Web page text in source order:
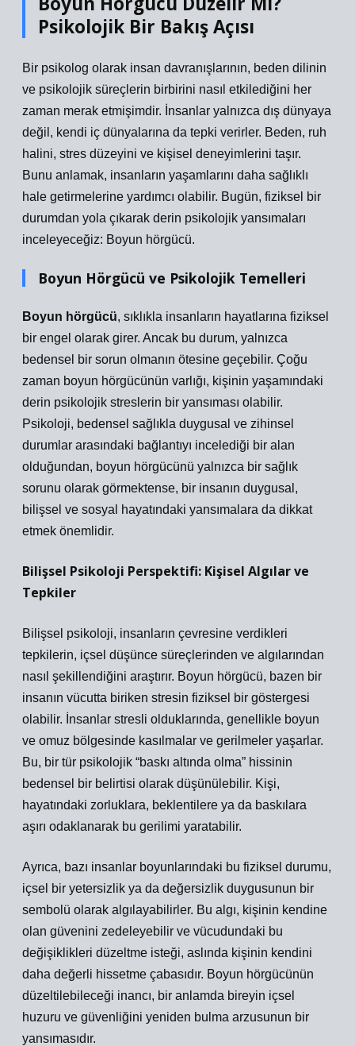
Psikolojik Bir Bakış Açısı
Bir psikolog olarak insan davranışlarının, beden dilinin
ve psikolojik süreçlerin birbirini nasıl etkilediğini her
zaman merak etmişimdir. İnsanlar yalnızca dış dünyaya
değil, kendi iç dünyalarına da tepki verirler. Beden, ruh
halini, stres düzeyini ve kişisel deneyimlerini taşır.
Bunu anlamak, insanların yaşamlarını daha sağlıklı
hale getirmelerine yardımcı olabilir. Bugün, fiziksel bir
durumdan yola çıkarak derin psikolojik yansımaları
inceleyeceğiz: Boyun hörgücü.
Boyun Hörgücü ve Psikolojik Temelleri
Boyun hörgücü, sıklıkla insanların hayatlarına fiziksel
bir engel olarak girer. Ancak bu durum, yalnızca
bedensel bir sorun olmanın ötesine geçebilir. Çoğu
zaman boyun hörgücünün varlığı, kişinin yaşamındaki
derin psikolojik streslerin bir yansıması olabilir.
Psikoloji, bedensel sağlıkla duygusal ve zihinsel
durumlar arasındaki bağlantıyı incelediği bir alan
olduğundan, boyun hörgücünü yalnızca bir sağlık
sorunu olarak görmektense, bir insanın duygusal,
bilişsel ve sosyal hayatındaki yansımalara da dikkat
etmek önemlidir.
Bilişsel Psikoloji Perspektifi: Kişisel Algılar ve
Tepkiler
Bilişsel psikoloji, insanların çevresine verdikleri
tepkilerin, içsel düşünce süreçlerinden ve algılarından
nasıl şekillendiğini araştırır. Boyun hörgücü, bazen bir
insanın vücutta biriken stresin fiziksel bir göstergesi
olabilir. İnsanlar stresli olduklarında, genellikle boyun
ve omuz bölgesinde kasılmalar ve gerilmeler yaşarlar.
Bu, bir tür psikolojik “baskı altında olma” hissinin
bedensel bir belirtisi olarak düşünülebilir. Kişi,
hayatındaki zorluklara, beklentilere ya da baskılara
aşırı odaklanarak bu gerilimi yaratabilir.
Ayrıca, bazı insanlar boyunlarındaki bu fiziksel durumu,
içsel bir yetersizlik ya da değersizlik duygusunun bir
sembolü olarak algılayabilirler. Bu algı, kişinin kendine
olan güvenini zedeleyebilir ve vücudundaki bu
değişiklikleri düzeltme isteği, aslında kişinin kendini
daha değerli hissetme çabasıdır. Boyun hörgücünün
düzeltilebileceği inancı, bir anlamda bireyin içsel
huzuru ve güvenliğini yeniden bulma arzusunun bir
yansımasıdır.